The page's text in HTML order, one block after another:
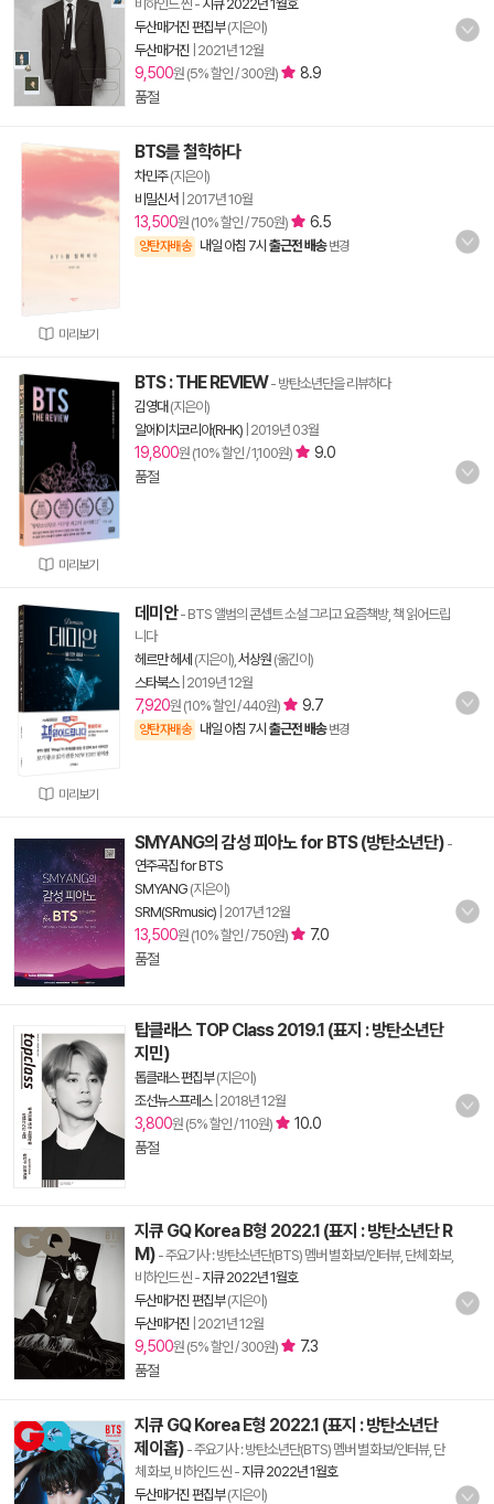
비하인드 씬 - 지큐 2022년 1월호
두산매거진 편집부(지은이)
두산매거진 2021년 12월
9,500원 (5% 할인 / 300원)
8.9
품절
미리보기
BTS를 철학하다
차민주(지은이)
비밀신서 2017년 10월
13,500원 (10% 할인 / 750원) 6.5
양탄자배송 내일 아침 7시 출근전 배송 변경
미리보기
BTS : THE REVIEW - 방탄소년단을 리뷰하다
김영대 (지은이)
알에이치코리아(RHK) 2019년 03월
19,800원 (10% 할인 / 1,100원)
9.0
품절
미리보기
데미안- BTS 앨범의 콘셉트 소설 그리고 요즘책방, 책 읽어드립
니다
헤르만 헤세 (지은이), 서상원 (옮긴이)
스타북스| 2019년 12월
7,920원 (10% 할인 / 440원) 9.7
양탄자배송 내일 아침 7시 출근전 배송 변경
SMYANG의 감성 피아노 for BTS (방탄소년단) -
연주곡집 for BTS
SMYANG (지은이)
SRM(SRmusic) 2017년 12월
13,500원 (10% 할인 / 750원)
7.0
품절
탑클래스 TOP Class 2019.1 (표지 : 방탄소년단
지민)
톱클래스 편집부(지은이)
조선뉴스프레스| 2018년 12월
3,800원 (5% 할인 / 110원)
10.0
품절
지큐 GQ Korea B형 2022.1 (표지 : 방탄소년단 R
M) - 주요기사 : 방탄소년단(BTS) 멤버 별 화보/인터뷰, 단체 화보,
비하인드 씬 - 지큐 2022년 1월호
두산매거진 편집부(지은이)
두산매거진 2021년 12월
9,500원 (5% 할인 / 300원)
7.3
품절
지큐 GQ Korea E형 2022.1 (표지 : 방탄소년단
제이홉) - 주요기사 : 방탄소년단(BTS) 멤버 별 화보/인터뷰, 단
체 화보, 비하인드 씬 - 지큐 2022년 1월호
두산매거진 편집부(지은이)